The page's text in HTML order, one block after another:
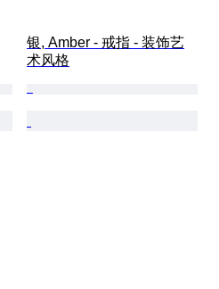
银, Amber - 戒指 - 装饰艺
术风格